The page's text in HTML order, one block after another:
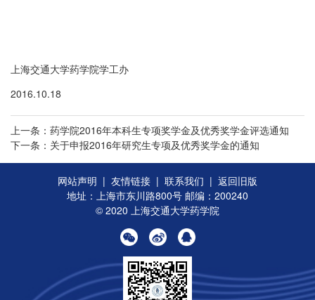
上海交通大学药学院学工办
2016.10.18
上一条：药学院2016年本科生专项奖学金及优秀奖学金评选通知
下一条：关于申报2016年研究生专项及优秀奖学金的通知
网站声明 | 友情链接 | 联系我们 | 返回旧版
地址：上海市东川路800号 邮编：200240
© 2020 上海交通大学药学院